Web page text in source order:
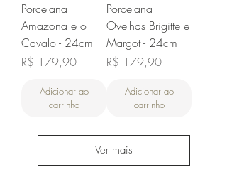
Porcelana
Amazona e o
Cavalo - 24cm
Preço
R$ 179,90
Adicionar ao
carrinho
Porcelana
Ovelhas Brigitte e
Margot - 24cm
Preço
R$ 179,90
Adicionar ao
carrinho
Ver mais